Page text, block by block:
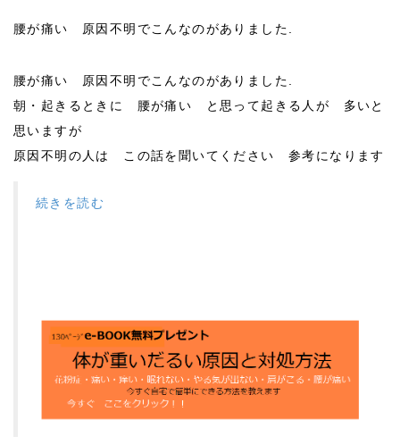
腰が痛い 原因不明でこんなのがありました.
腰が痛い 原因不明でこんなのがありました.
朝・起きるときに 腰が痛い と思って起きる人が 多いと
思いますが
原因不明の人は この話を聞いてください 参考になります
続きを読む